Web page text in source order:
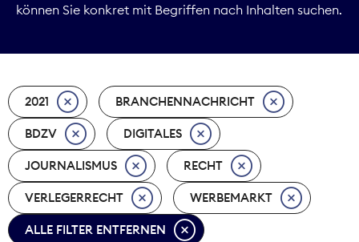
Marktdaten
Nachhaltigkeit
Nachwuchs
Nova Award
Pressefreiheit
können Sie konkret mit Begriffen nach Inhalten suchen.
2021 BRANCHENNACHRICHT
BDZV DIGITALES
JOURNALISMUS RECHT
VERLEGERRECHT WERBEMARKT
ALLE FILTER ENTFERNEN